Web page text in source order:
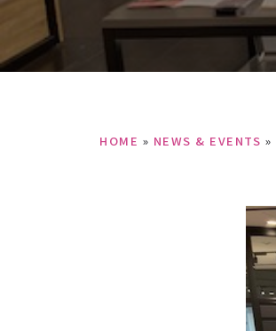
HOME » NEWS & EVENTS »